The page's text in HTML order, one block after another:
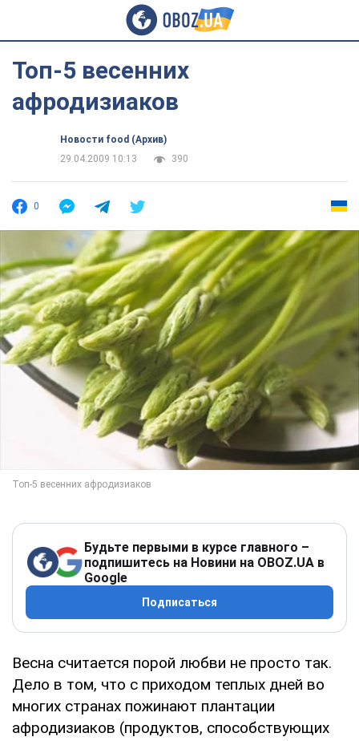
Топ-5 весенних
афродизиаков
Новости food (Архив)
29.04.2009 10:13
390
0
Будьте первыми в курсе главного –
подпишитесь на Новини на OBOZ.UA в
Google
Подписаться
Весна считается порой любви не просто так.
Дело в том, что с приходом теплых дней во
многих странах пожинают плантации
афродизиаков (продуктов, способствующих